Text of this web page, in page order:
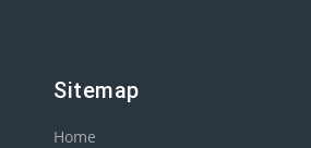
Sitemap
Home